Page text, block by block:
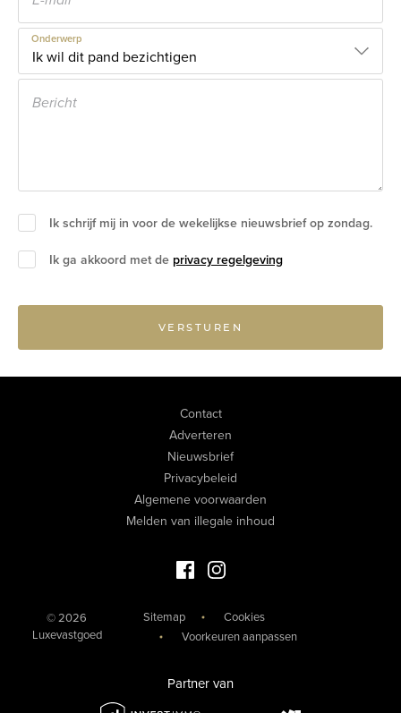
Onderwerp
Ik schrijf mij in voor de wekelijkse nieuwsbrief op zondag.
Ik ga akkoord met de privacy regelgeving
VERSTUREN
Contact
Adverteren
Nieuwsbrief
Privacybeleid
Algemene voorwaarden
Melden van illegale inhoud
Facebook Luxevastgoed
Instagram Luxevastgoed
© 2026
Luxevastgoed
Sitemap
Cookies
Voorkeuren aanpassen
Partner van